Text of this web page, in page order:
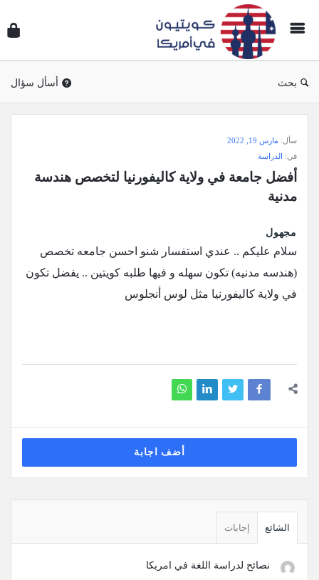
بحث أسأل سؤال
وجواب
كويتيون
الاحدث
أسئلة
سأل: مارس 19, 2022
في: الدراسة
مدنية
مجهول
سلام عليكم .. عندي استفسار شنو احسن جامعه تخصص
(هندسه مدنيه) تكون سهله و فيها طلبه كويتين .. يفضل تكون
في ولاية كاليفورنيا مثل لوس أنجلوس
أضف اجابة
الجانبيةالشائع إجابات
نصائح لدراسة اللغة في امريكا